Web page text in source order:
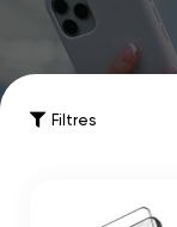
Filtres